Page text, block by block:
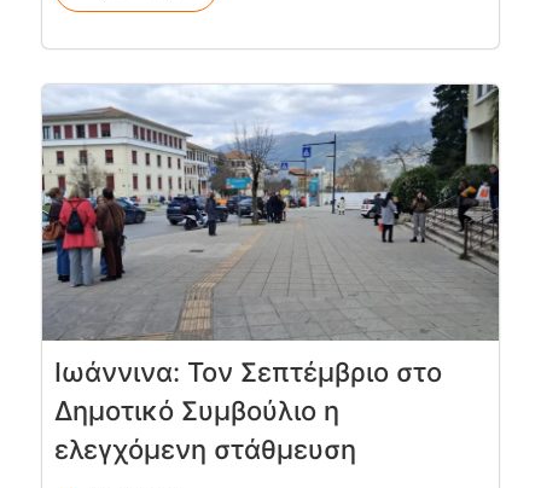
Ιωάννινα: Τον Σεπτέμβριο στο
Δημοτικό Συμβούλιο η
ελεγχόμενη στάθμευση